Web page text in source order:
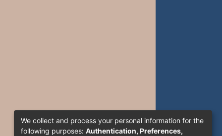
We collect and process your personal information for the
following purposes: Authentication, Preferences,